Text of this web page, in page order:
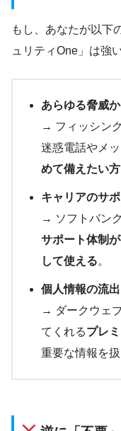
もし、あなたが以下
ュリティOne」は強
あらゆる脅威
→ フィッシン
迷惑電話やメ
めて備えたい方
キャリアのサ
→ ソフトバン
サポート体制
して使える。
個人情報の流
→ ダークウェ
てくれるプレ
重要な情報を